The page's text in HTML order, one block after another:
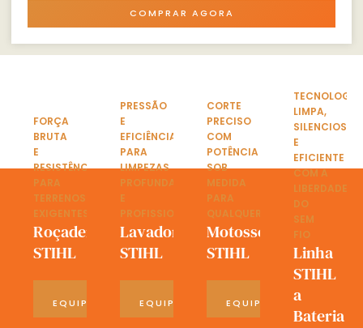
COMPRAR AGORA
FORÇA
BRUTA
E
RESISTÊNCIA
PARA
TERRENOS
EXIGENTES
Roçadeiras
STIHL
EQUIPAMENTOS
PRESSÃO
E
EFICIÊNCIA
PARA
LIMPEZAS
PROFUNDAS
E
PROFISSIONAIS
Lavadoras
STIHL
EQUIPAMENTOS
CORTE
PRECISO
COM
POTÊNCIA
SOB
MEDIDA
PARA
QUALQUER
Motosserras
STIHL
EQUIPAMENTOS
TECNOLOGIA
LIMPA,
SILENCIOSA
E
EFICIENTE
COM A
LIBERDADE
DO
SEM
FIO
Linha
STIHL
a
Bateria